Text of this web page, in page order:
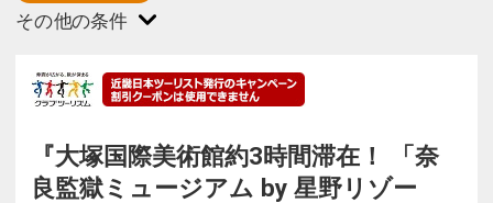
『大塚国際美術館約3時間滞在！ 「奈
良監獄ミュージアム by 星野リゾー